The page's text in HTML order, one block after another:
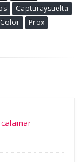
Capturaysuelta
Color
Prox